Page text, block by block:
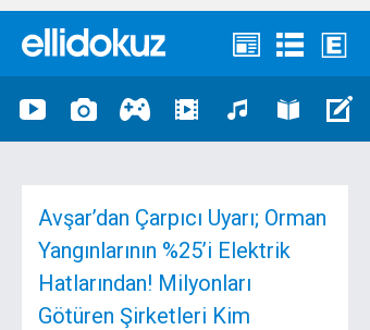
Avşar’dan Çarpıcı Uyarı; Orman
Yangınlarının %25’i Elektrik
Hatlarından! Milyonları
Götüren Şirketleri Kim